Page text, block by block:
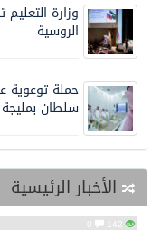
وزارة التعليم
الروسية
حملة توعوية عن
سلطان بمليجة
الأخبار الرئيسية
0